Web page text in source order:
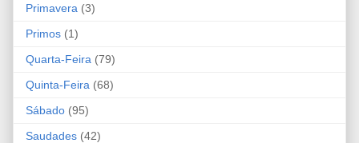
Primavera (3)
Primos (1)
Quarta-Feira (79)
Quinta-Feira (68)
Sábado (95)
Saudades (42)